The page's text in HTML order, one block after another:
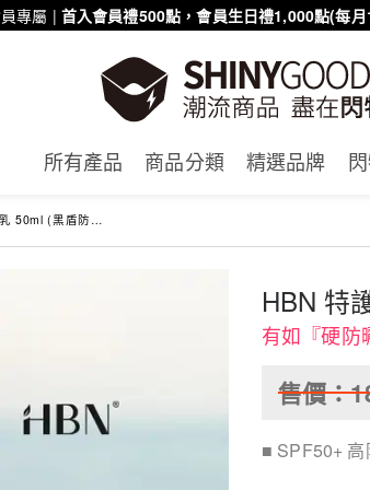
專屬 | 首入會員禮500點，會員生日禮1,000點(每
所有產品 商品分類 精選品牌
(黑盾防曬)
HBN 特
有如『硬防
售價：
■ SPF50+